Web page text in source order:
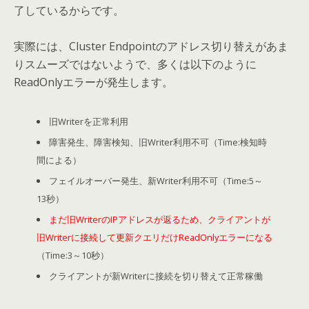
了しているからです。
実際には、Cluster Endpointのアドレス切り替えがあま
りスムーズではないようで、多くは以下のように
ReadOnlyエラーが発生します。
旧Writerを正常利用
障害発生、障害検知、旧Writer利用不可（Time:検知時
間による）
フェイルオーバー発生、新Writer利用不可（Time:5～
13秒）
まだ旧WriterのIPアドレスが返るため、クライアントが
旧Writerに接続して更新クエリだけReadOnlyエラーになる
（Time:3～10秒）
クライアントが新Writerに接続を切り替えて正常稼働